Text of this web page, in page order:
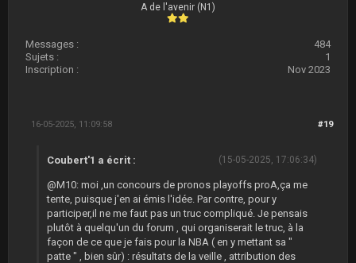
A de l'avenir (N1)
Messages :
484
Sujets :
1
Inscription :
Nov 2023
#19
16-05-2025, 11:09:58
(15-05-2025, 17:06:34)
Coubert'1 a écrit :
@M10: moi ,un concours de pronos playoffs proA,ça me
tente, puisque j'en ai émis l'idée. Par contre, pour y
participer,il ne me faut pas un truc compliqué. Je pensais
plutôt à quelqu'un du forum , qui organiserait le truc, à la
façon de ce que je fais pour la NBA ( en y mettant sa "
patte " , bien sûr) : résultats de la veille , attribution des